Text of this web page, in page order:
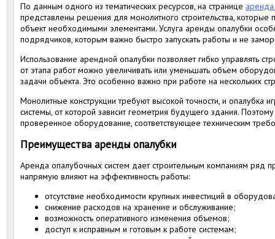
По данным одного из тематических ресурсов, на странице
представлены решения для монолитного строительства, которые
объект необходимыми элементами. Услуга аренды опалубки
подрядчиков, которым важно быстро запускать работы и не
Использование арендной опалубки позволяет гибко управлять
от этапа работ можно увеличивать или уменьшать объем
задачи объекта. Это особенно важно при работе на нескольких
Монолитные конструкции требуют высокой точности, и опалубка
системы, от которой зависит геометрия будущего здания.
проверенное оборудование, соответствующее техническим
Преимущества аренды опалубки
Аренда опалубочных систем дает строительным компаниям ряд
напрямую влияют на эффективность работы:
отсутствие необходимости крупных инвестиций в
снижение расходов на хранение и обслуживание;
возможность оперативного изменения объемов;
доступ к исправным и готовым к работе системам;